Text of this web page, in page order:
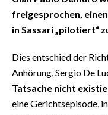
VIDEO
ANNUNCI
NECROLOGI
freigesprochen,
in Sassari „pilotiert“
Dies entschied der
Anhörung, Sergio De
Tatsache nicht
eine Gerichtsepisode,